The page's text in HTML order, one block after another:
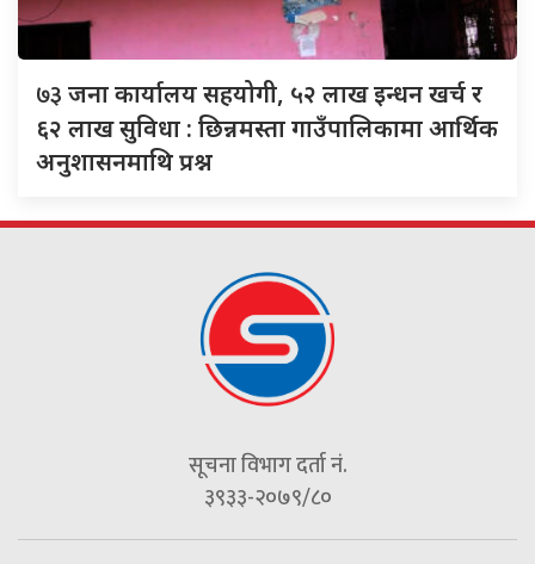
७३ जना कार्यालय सहयोगी, ५२ लाख इन्धन खर्च र
६२ लाख सुविधा : छिन्नमस्ता गाउँपालिकामा आर्थिक
अनुशासनमाथि प्रश्न
सूचना विभाग दर्ता नं.
३९३३-२०७९/८०